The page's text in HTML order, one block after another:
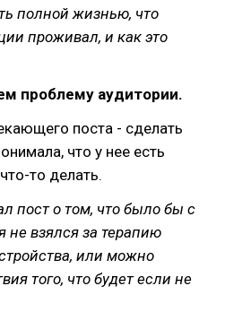
полной жизнью, что
проживал, и как это
проблему аудитории.
поста - сделать
что у нее есть
то делать.
пост о том, что было бы с
взялся за терапию
или можно
того, что будет если не